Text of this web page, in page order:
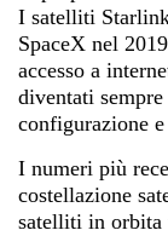
I satelliti
SpaceX nel
accesso a
diventati
configurazione
I numeri più
costellazione
satelliti in orbita